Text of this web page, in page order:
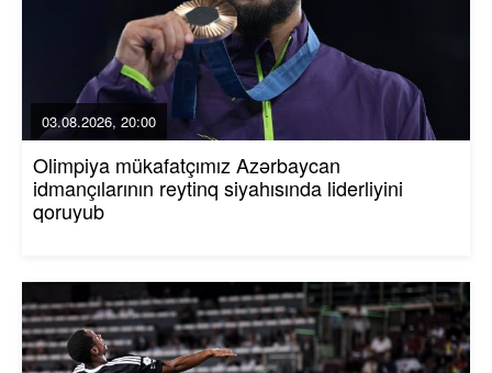
03.08.2026, 20:00
Olimpiya mükafatçımız Azərbaycan
idmançılarının reytinq siyahısında liderliyini
qoruyub